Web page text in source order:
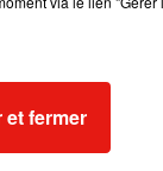
les discours
publier des
et fermer